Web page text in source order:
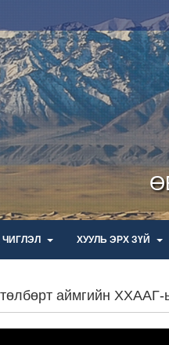
ХУУЛЬ ЭРХ ЗҮЙ
аймгийн